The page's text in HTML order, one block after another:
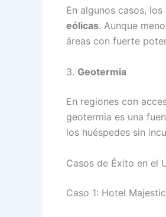
En algunos casos,
eólicas. Aunque
áreas con fuerte
3. Geotermia
En regiones con
geotermia es una
los huéspedes sin
Casos de Éxito en el
Caso 1: Hotel